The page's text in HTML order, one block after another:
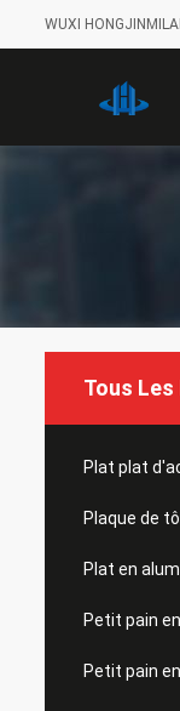
WUXI
Tous
Plat plat
Plaque de
Plat en
Petit pain
Petit pain